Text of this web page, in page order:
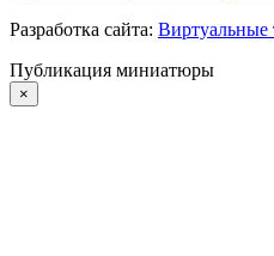
Разработка сайта: Виртуальные
Публикация миниатюры
×